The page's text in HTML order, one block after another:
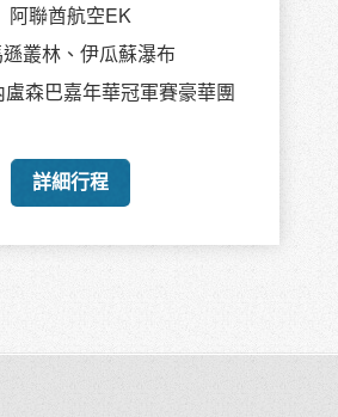
阿聯酋航空EK
叢林、伊瓜蘇瀑布
盧森巴嘉年華冠軍賽豪華團
詳細行程